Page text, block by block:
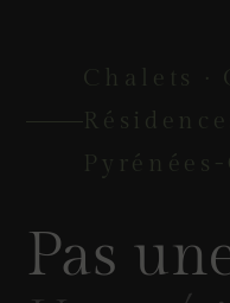
Chalets ·
Pas